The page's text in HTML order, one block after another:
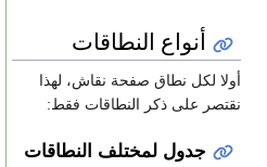
أنواع النطاقات
أولا لكل نطاق صفحة نقاش، لهذا
نقتصر على ذكر النطاقات فقط:
جدول لمختلف النطاقات